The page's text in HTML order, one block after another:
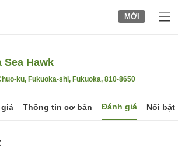
MỚI
Sea Hawk
ku, Fukuoka-shi, Fukuoka, 810-8650
Thông tin cơ bản Đánh giá Nổi bật